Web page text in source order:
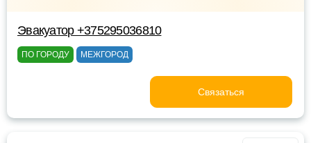
Эвакуатор +375295036810
ПО ГОРОДУ МЕЖГОРОД
Связаться